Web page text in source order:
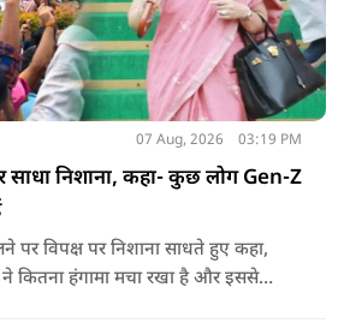
07 Aug, 2026 03:19 PM
साधा निशाना, कहा- कुछ लोग Gen-Z
पर विपक्ष पर निशाना साधते हुए कहा,
कितना हंगामा मचा रखा है और इससे